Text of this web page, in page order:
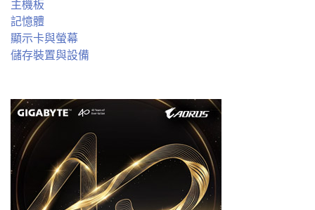
主機板
記憶體
顯示卡與螢幕
儲存裝置與設備